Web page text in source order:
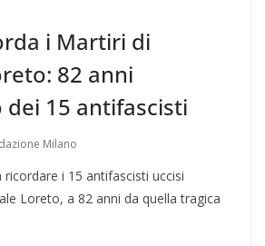
i Martiri di
82 anni
dei 15 antifascisti
Milano
i 15 antifascisti uccisi
Loreto, a 82 anni da quella tragica